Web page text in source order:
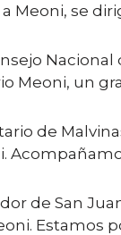
Meoni, se
Nacional
Meoni, un
de
de San
Estamos